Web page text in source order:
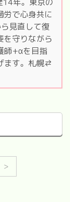
労で心身共に
見直して復
を守りながら
師+αを目指
ます。札幌⇄
>